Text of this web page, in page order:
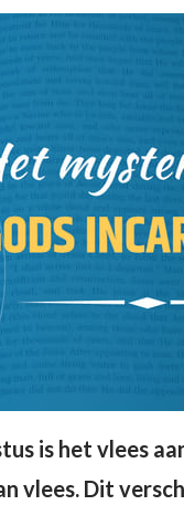
is het vlees
vlees. Dit